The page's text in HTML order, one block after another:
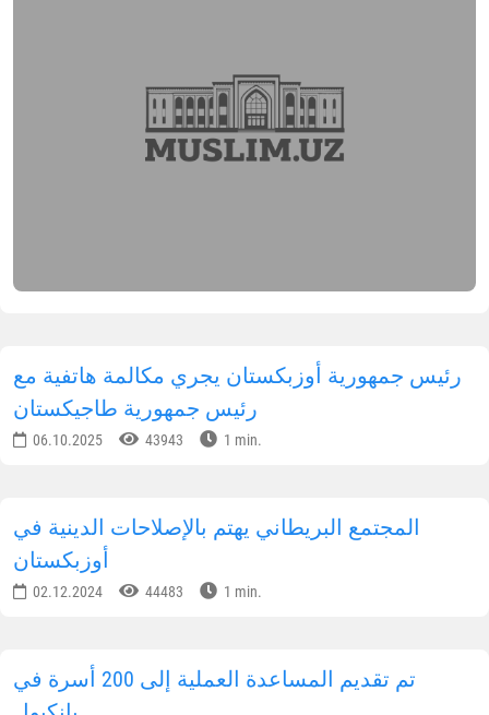
رئيس جمهورية أوزبكستان يجري مكالمة هاتفية مع
رئيس جمهورية طاجيكستان
06.10.2025 43943 1 min.
المجتمع البريطاني يهتم بالإصلاحات الدينية في
أوزبكستان
02.12.2024 44483 1 min.
تم تقديم المساعدة العملية إلى 200 أسرة في